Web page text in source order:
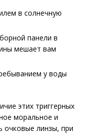
в солнечную
панели в
мешает вам
у воды
этих триггерных
моральное и
очковые линзы, при